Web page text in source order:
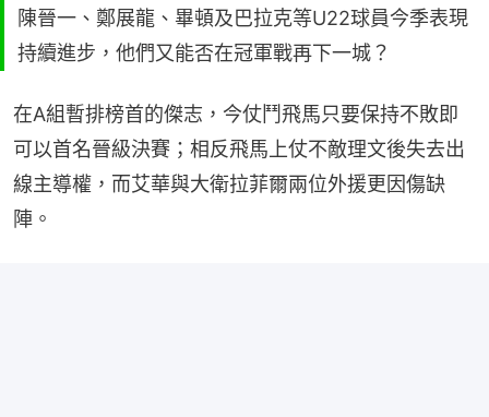
陳晉一、鄭展龍、畢頓及巴拉克等U22球員今季表現
持續進步，他們又能否在冠軍戰再下一城？
在A組暫排榜首的傑志，今仗鬥飛馬只要保持不敗即
可以首名晉級決賽；相反飛馬上仗不敵理文後失去出
線主導權，而艾華與大衛拉菲爾兩位外援更因傷缺
陣。